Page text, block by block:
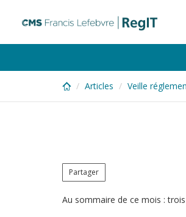
content
Articles Veille
Partager
Au sommaire de ce mois :